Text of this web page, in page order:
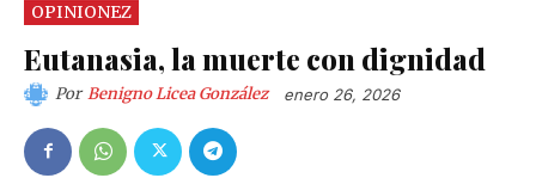
OPINIONEZ
Eutanasia, la muerte con dignidad
Por Benigno Licea González enero 26, 2026